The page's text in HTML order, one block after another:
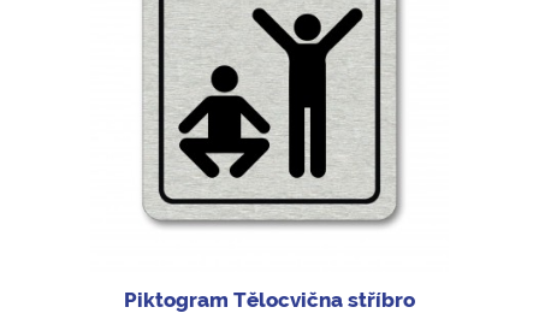
Piktogram Tělocvična stříbro